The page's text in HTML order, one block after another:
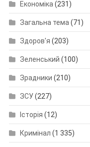
Економіка (231)
Загальна тема (71)
Здоров'я (203)
Зеленський (100)
Зрадники (210)
ЗСУ(227)
Історія (12)
Кримінал (1 335)